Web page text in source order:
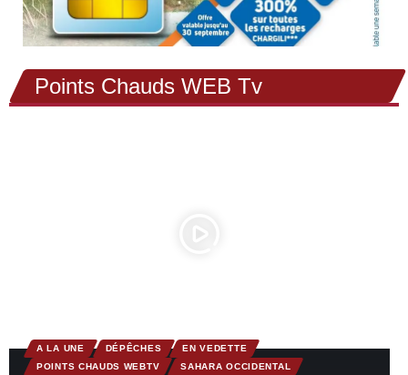
Points Chauds WEB Tv
A LA UNE DÉPÊCHES
EN VEDETTE
POINTS CHAUDS WEBTV
SAHARA OCCIDENTAL